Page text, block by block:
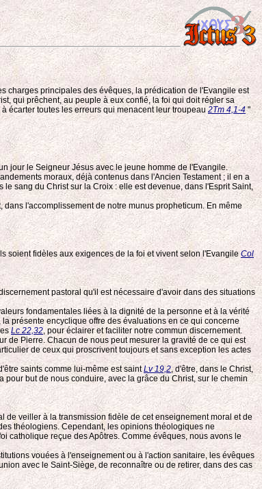
charges principales des évêques, la prédication de l'Evangile est
qui prêchent, au peuple à eux confié, la foi qui doit régler sa
écarter toutes les erreurs qui menacent leur troupeau 2Tm 4,1-4"
jour le Seigneur Jésus avec le jeune homme de l'Evangile.
moraux, déjà contenus dans l'Ancien Testament ; il en a
sang du Christ sur la Croix : elle est devenue, dans l'Esprit Saint,
l'accomplissement de notre munus propheticum. En même
soient fidèles aux exigences de la foi et vivent selon l'Evangile Col
pastoral qu'il est nécessaire d'avoir dans des situations
fondamentales liées à la dignité de la personne et à la vérité
la présente encyclique offre des évaluations en ce qui concerne
Lc 22,32, pour éclairer et faciliter notre commun discernement.
de Pierre. Chacun de nous peut mesurer la gravité de ce qui est
de ceux qui proscrivent toujours et sans exception les actes
saints comme lui-même est saintLv 19,2, d'être, dans le Christ,
pour but de nous conduire, avec la grâce du Christ, sur le chemin
de veiller à la transmission fidèle de cet enseignement moral et de
théologiens. Cependant, les opinions théologiques ne
catholique reçue des Apôtres. Comme évêques, nous avons le
vouées à l'enseignement ou à l'action sanitaire, les évêques
avec le Saint-Siège, de reconnaître ou de retirer, dans des cas